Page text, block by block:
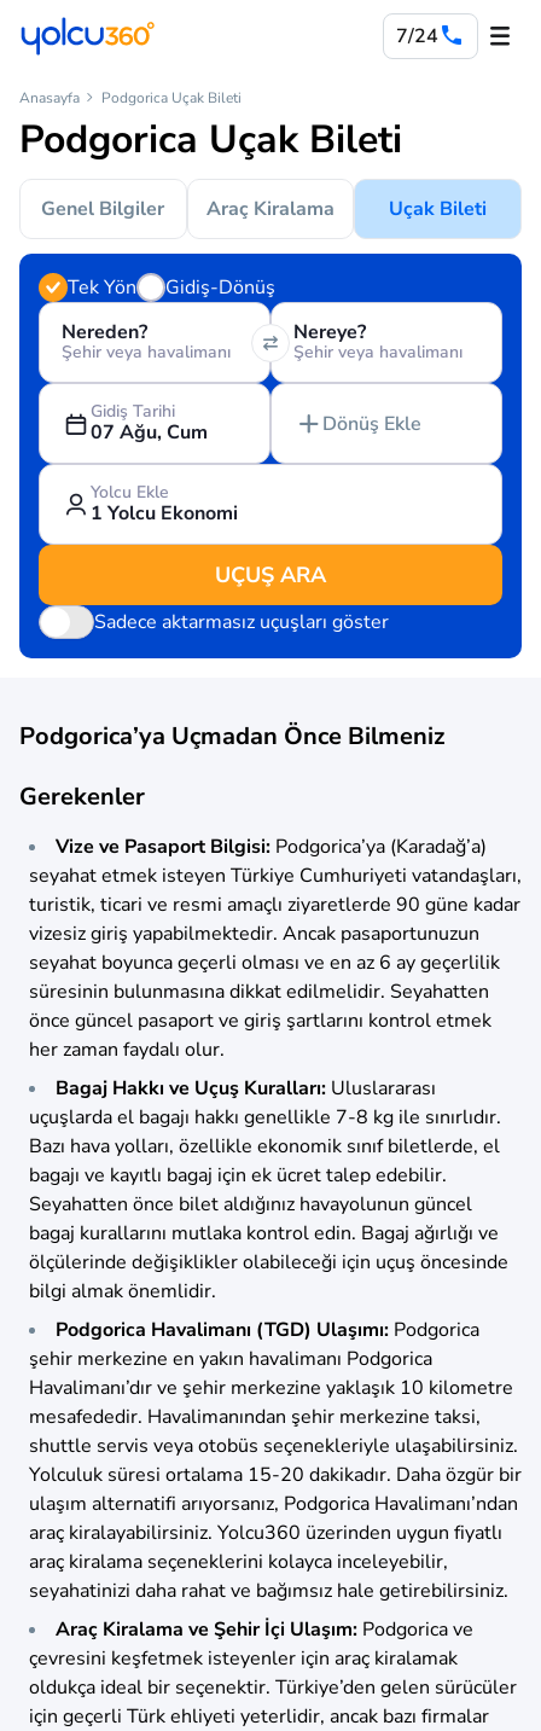
7/24
Anasayfa Podgorica Uçak Bileti
Podgorica Uçak Bileti
Genel Bilgiler Araç Kiralama Uçak Bileti
Tek Yön
Gidiş-Dönüş
Nereden?
Şehir veya havalimanı
Nereye?
Şehir veya havalimanı
Gidiş Tarihi
07 Ağu, Cum Dönüş Ekle
Yolcu Ekle
1 Yolcu Ekonomi
UÇUŞ ARA
Sadece aktarmasız uçuşları göster
Podgorica’ya Uçmadan Önce Bilmeniz
Gerekenler
Vize ve Pasaport Bilgisi: Podgorica’ya (Karadağ’a)
seyahat etmek isteyen Türkiye Cumhuriyeti vatandaşları,
turistik, ticari ve resmi amaçlı ziyaretlerde 90 güne kadar
vizesiz giriş yapabilmektedir. Ancak pasaportunuzun
seyahat boyunca geçerli olması ve en az 6 ay geçerlilik
süresinin bulunmasına dikkat edilmelidir. Seyahatten
önce güncel pasaport ve giriş şartlarını kontrol etmek
her zaman faydalı olur.
Bagaj Hakkı ve Uçuş Kuralları: Uluslararası
uçuşlarda el bagajı hakkı genellikle 7-8 kg ile sınırlıdır.
Bazı hava yolları, özellikle ekonomik sınıf biletlerde, el
bagajı ve kayıtlı bagaj için ek ücret talep edebilir.
Seyahatten önce bilet aldığınız havayolunun güncel
bagaj kurallarını mutlaka kontrol edin. Bagaj ağırlığı ve
ölçülerinde değişiklikler olabileceği için uçuş öncesinde
bilgi almak önemlidir.
Podgorica Havalimanı (TGD) Ulaşımı: Podgorica
şehir merkezine en yakın havalimanı Podgorica
Havalimanı’dır ve şehir merkezine yaklaşık 10 kilometre
mesafededir. Havalimanından şehir merkezine taksi,
shuttle servis veya otobüs seçenekleriyle ulaşabilirsiniz.
Yolculuk süresi ortalama 15-20 dakikadır. Daha özgür bir
ulaşım alternatifi arıyorsanız, Podgorica Havalimanı’ndan
araç kiralayabilirsiniz. Yolcu360 üzerinden uygun fiyatlı
araç kiralama seçeneklerini kolayca inceleyebilir,
seyahatinizi daha rahat ve bağımsız hale getirebilirsiniz.
Araç Kiralama ve Şehir İçi Ulaşım: Podgorica ve
çevresini keşfetmek isteyenler için araç kiralamak
oldukça ideal bir seçenektir. Türkiye’den gelen sürücüler
için geçerli Türk ehliyeti yeterlidir, ancak bazı firmalar